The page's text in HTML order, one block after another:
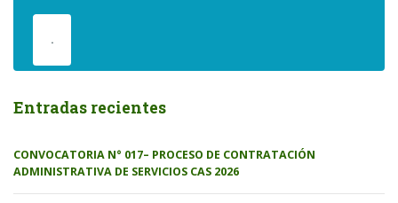
.
Entradas recientes
CONVOCATORIA N° 017– PROCESO DE CONTRATACIÓN
ADMINISTRATIVA DE SERVICIOS CAS 2026